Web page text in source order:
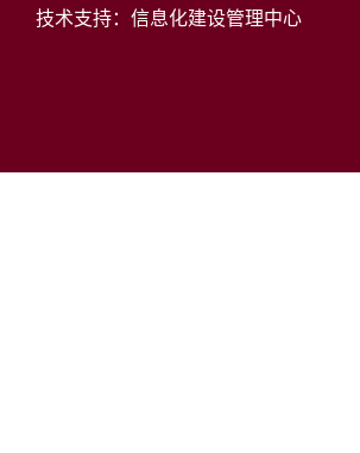
技术支持：信息化建设管理中心